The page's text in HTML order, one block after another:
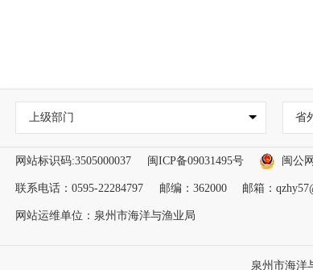
上级部门 省
网站标识码:3505000037 闽ICP备09031495号 闽公
联系电话：0595-22284797 邮编：362000 邮箱：
网站运维单位：泉州市海洋与渔业局
泉州市海洋